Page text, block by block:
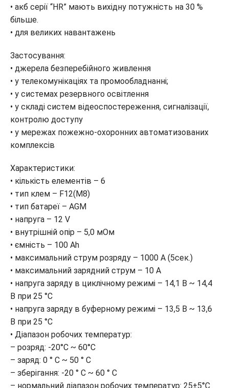
• акб серії “HR” мають вихідну потужність на 30 %
більше.
• для великих навантажень
Застосування:
• джерела безперебійного живлення
• у телекомунікаціях та промообладнанні;
• у системах резервного освітлення
• у складі систем відеоспостереження, сигналізації,
контролю доступу
• у мережах пожежно-охоронних автоматизованих
комплексів
Характеристики:
• кількість елементів – 6
• тип клем – F12(M8)
• тип батареї – AGM
• напруга – 12 V
• внутрішній опір – 5,0 мОм
• ємність – 100 Ah
• максимальний струм розряду – 1000 А (5сек.)
• максимальний зарядний струм – 10 A
• напруга заряду в циклічному режимі – 14,1 В ~ 14,4
В при 25 °С
• напруга заряду в буферному режимі – 13,5 В ~ 13,6
В при 25 °С
• Діапазон робочих температур:
– розряд: -20°C ~ 60°C
– заряд: 0 ° C ~ 50 ° C
– зберігання: -20 ° C ~ 60 ° C
– нормальний діапазон робочих температур: 25±5°C